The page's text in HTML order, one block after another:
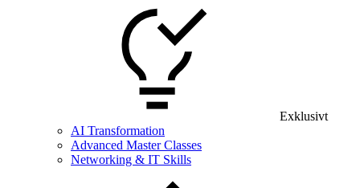
Exklusivt
AI Transformation
Advanced Master Classes
Networking & IT Skills